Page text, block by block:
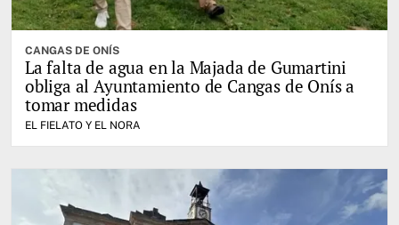
CANGAS DE ONÍS
La falta de agua en la Majada de Gumartini
obliga al Ayuntamiento de Cangas de Onís a
tomar medidas
EL FIELATO Y EL NORA